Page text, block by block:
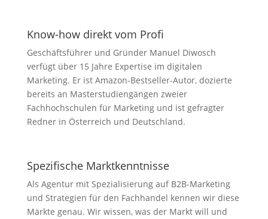
Know-how direkt vom Profi
Geschäftsführer und Gründer Manuel Diwosch
verfügt über 15 Jahre Expertise im digitalen
Marketing. Er ist Amazon-Bestseller-Autor, dozierte
bereits an Masterstudiengängen zweier
Fachhochschulen für Marketing und ist gefragter
Redner in Österreich und Deutschland.
Spezifische Marktkenntnisse
Als Agentur mit Spezialisierung auf B2B-Marketing
und Strategien für den Fachhandel kennen wir diese
Märkte genau. Wir wissen, was der Markt will und